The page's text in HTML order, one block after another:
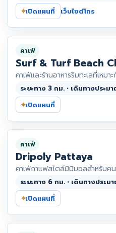
⌖เปิดแผนที่ เว็บไซต์โทร
คาเฟ่
Surf & Turf Beach
คาเฟ่และร้านอาหารริมทะเลที่เหม
ระยะทาง 3 กม. • เดินทางประ
⌖เปิดแผนที่
คาเฟ่
Dripoly Pattaya
คาเฟ่กาแฟสไตล์มินิมอลสำหรับค
ระยะทาง 6 กม. • เดินทางประ
⌖เปิดแผนที่